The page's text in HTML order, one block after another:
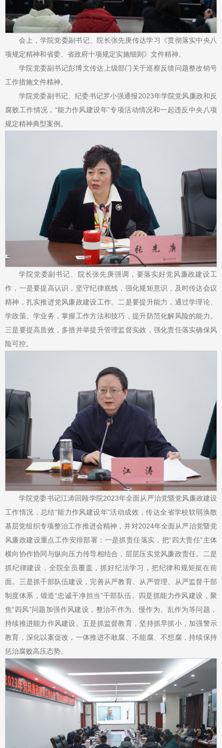
会上，学院党委副书记、院长张先庚传达学习《贯彻落实中央八
项规定精神和省委、省政府十项规定实施细则》文件精神。
学院党委副书记彭博文传达上级部门关于巡察反馈问题整改销号
工作措施文件精神。
学院党委副书记、纪委书记罗小强通报2023年学院党风廉政和反
腐败工作情况，“能力作风建设年”专项活动情况和一起违反中央八项
规定精神典型案例。
学院党委副书记、院长张先庚强调，要落实好党风廉政建设工
作，一是要提高认识，坚守纪律底线，强化规矩意识，及时传达会议
精神，扎实推进党风廉政建设工作。二是要提升能力，通过学理论、
学政策、学业务，掌握工作方法和技巧，提升防范化解风险的能力。
三是要提高质效，多措并举提升管理监督实效，强化责任落实确保风
险可控。
学院党委书记江涛回顾学院2023年全面从严治党暨党风廉政建设
工作情况，总结“能力作风建设年”活动成效，传达全省学校软弱涣散
基层党组织专项整治工作推进会精神，并对2024年全面从严治党暨党
风廉政建设重点工作安排部署：一是抓责任落实，把“四大责任”主体
横向协作协同与纵向压力传导相结合，层层压实党风廉政责任。二是
抓纪律建设，全院全员覆盖，抓好纪法学习，把纪律和规矩挺在前
面。三是抓干部队伍建设，完善从严教育、从严管理、从严监督干部
制度体系，锻造“忠诚干净担当”干部队伍。四是抓能力作风建设，聚
焦“四风”问题加强作风建设，整治不作为、慢作为、乱作为等问题，
持续推进能力作风建设。五是抓监督教育，坚持抓早抓小，加强警示
教育，深化以案促改，一体推进不敢腐、不能腐、不想腐，持续保持
惩治腐败高压态势。